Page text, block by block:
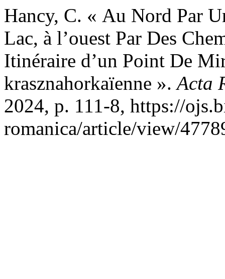
Hancy, C. « Au Nord Par
Lac, à l’ouest Par Des
Itinéraire d’un Point De
krasznahorkaïenne ».Acta
2024, p. 111-8, https://
romanica/article/view/